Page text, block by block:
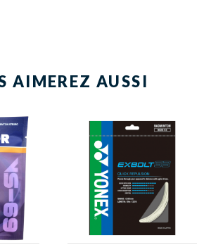
AIMEREZ AUSSI